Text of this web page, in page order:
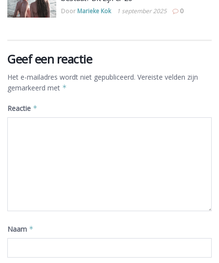
Door Marieke Kok 1 september 2025 0
Geef een reactie
Het e-mailadres wordt niet gepubliceerd. Vereiste velden zijn
gemarkeerd met *
Reactie *
Naam *